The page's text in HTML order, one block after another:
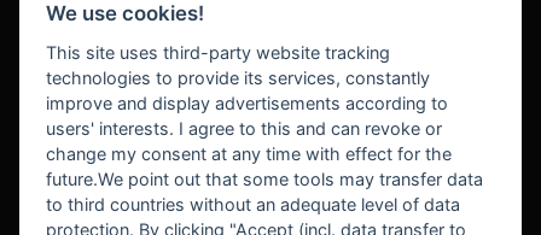
BEKANNT AUS
We use cookies!
This site uses third-party website tracking
technologies to provide its services, constantly
improve and display advertisements according to
users' interests. I agree to this and can revoke or
change my consent at any time with effect for the
future.We point out that some tools may transfer data
to third countries without an adequate level of data
protection. By clicking "Accept (incl. data transfer to